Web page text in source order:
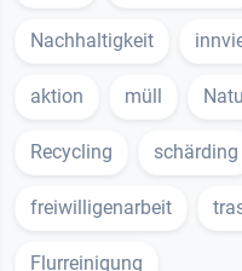
Nachhaltigkeit
aktion müll
Recycling schärding
freiwilligenarbeit
Flurreinigung